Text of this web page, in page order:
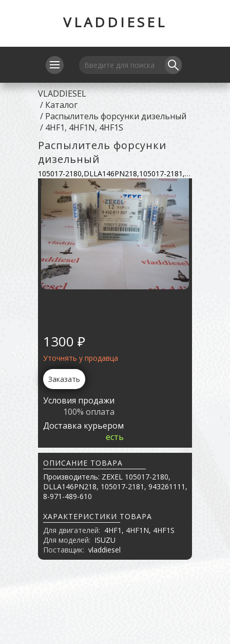
VLADDIESEL
VLADDIESEL
/ Каталог
/ Распылитель форсунки дизельный
/ 4HF1, 4HF1N, 4HF1S
Распылитель форсунки
дизельный
105017-2180,DLLA146PN218,105017-2181,943261111,8-971-489-610
1300 ₽
Уточнять у продавца
Заказать
Условия продажи
100% оплата
Доставка курьером
есть
ОПИСАНИЕ ТОВАРА
Производитель: ZEXEL 105017-2180,
DLLA146PN218, 105017-2181, 943261111,
8-971-489-610
ХАРАКТЕРИСТИКИ ТОВАРА
Для двигателей: 4HF1, 4HF1N, 4HF1S
Для моделей: ISUZU
Поставщик: vladdiesel